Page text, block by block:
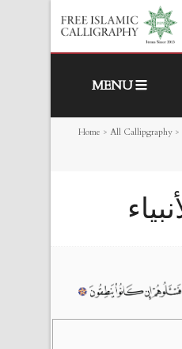
MENU
Home > All Callipgraphy >